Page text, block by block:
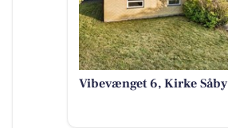
Vibevænget 6, Kirke Såby